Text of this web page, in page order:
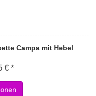
Campa mit Hebel
€ *